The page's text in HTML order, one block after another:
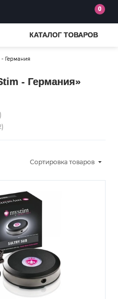
0
КАТАЛОГ ТОВАРОВ
- Германия
- Германия»
Сортировка товаров